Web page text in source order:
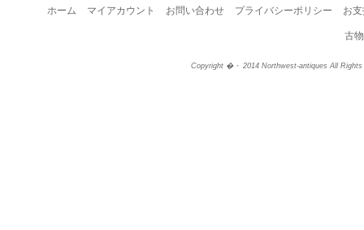
ホーム マイアカウント お問い合わせ プライバシーポリシー お
古
Copyright �・ 2014 Northwest-antiques All